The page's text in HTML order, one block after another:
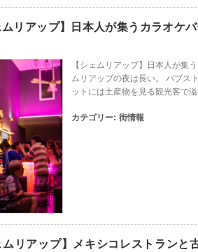
ムリアップ】日本人が集うカラオケ
【シェムリアップ】日本人が集
ムリアップの夜は長い。 パブス
ットには土産物を見る観光客で
カテゴリー: 街情報
ムリアップ】メキシコレストランと